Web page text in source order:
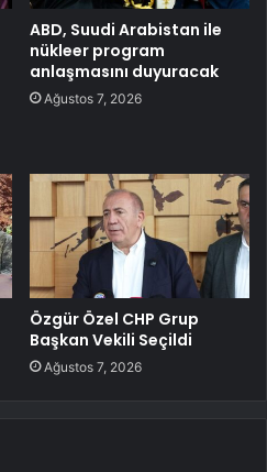
ABD, Suudi Arabistan ile
nükleer program
anlaşmasını duyuracak
Ağustos 7, 2026
Özgür Özel CHP Grup
Başkan Vekili Seçildi
Ağustos 7, 2026